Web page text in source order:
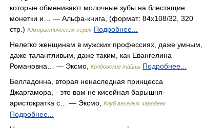
которые обменивают молочные зубы на блестящие
монетки и… — Альфа-книга, (формат: 84x108/32, 320
стр.) Юмористическая серия Подробнее...
Нелегко женщинам в мужских профессиях, даже умным,
даже талантливым, даже таким, как Евангелина
Романовна… — Эксмо,
Колдовские тайны Подробнее...
Белладонна, вторая ненаследная принцесса
Джаргамора, - это вам не кисейная барышня-
аристократка с… — Эксмо,
Клуб веселых чародеек
Подробнее...